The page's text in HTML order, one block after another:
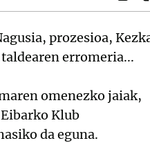
prozesioa,
erromeria...
omenezko jaiak,
Klub
da eguna.